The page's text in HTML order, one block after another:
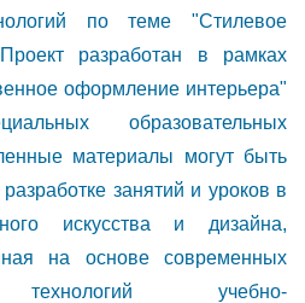
по теме "Стилевое
разработан в рамках
оформление интерьера"
образовательных
материалы могут быть
занятий и уроков в
искусства и дизайна,
на основе современных
технологий учебно-